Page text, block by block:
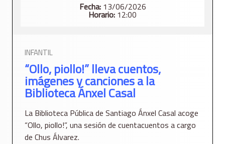
Fecha:13/06/2026
Horario: 12:00
INFANTIL
“Ollo, piollo!” lleva cuentos,
imágenes y canciones a la
Biblioteca Ánxel Casal
La Biblioteca Pública de Santiago Ánxel Casal acoge
“Ollo, piollo!”, una sesión de cuentacuentos a cargo
de Chus Álvarez.